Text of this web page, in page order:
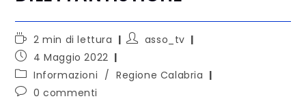
2 min di lettura
asso_tv
4 Maggio 2022
Informazioni / Regione Calabria
0 commenti